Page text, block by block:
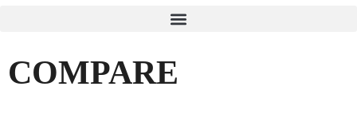
COMPARE